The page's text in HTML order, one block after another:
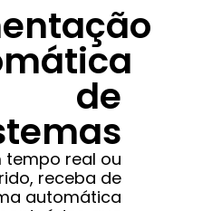
de
tempo real ou
receba de
automática